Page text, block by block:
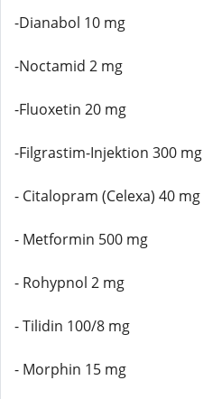
-Dianabol 10 mg
-Noctamid 2 mg
-Fluoxetin 20 mg
-Filgrastim-Injektion 300 mg
- Citalopram (Celexa) 40 mg
- Metformin 500 mg
- Rohypnol 2 mg
- Tilidin 100/8 mg
- Morphin 15 mg